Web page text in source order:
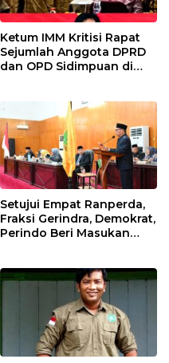
Ketum IMM Kritisi Rapat
Sejumlah Anggota DPRD
dan OPD Sidimpuan di
Setujui Empat Ranperda,
Fraksi Gerindra, Demokrat,
Perindo Beri Masukan